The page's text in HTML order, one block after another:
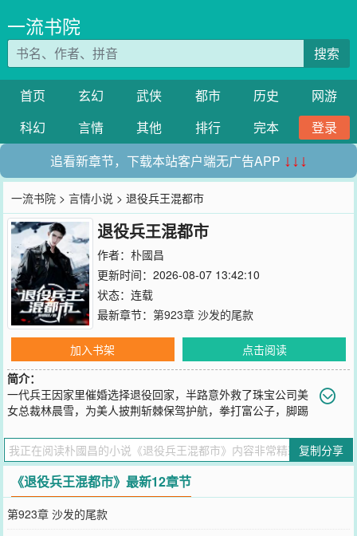
一流书院
搜索
首页 玄幻 武侠 都市 历史
网游
科幻
言情 其他 排行 完本
登录
追看新章节，下载本站客户端无广告APP ↓↓↓
一流书院 >言情小说 > 退役兵王混都市
退役兵王混都市
作者： 朴國昌
更新时间：2026-08-07 13:42:10
状态：连载
最新章节： 第923章 沙发的尾款
加入书架
点击阅读
简介：
一代兵王因家里催婚选择退役回家，半路意外救了珠宝公司美
女总裁林晨雪，为美人披荆斩棘保驾护航，拳打富公子，脚踢
佬。
您要是觉得《退役兵王混都市》还不错的话请不要忘记向您QQ群和微
博微信里的朋友推荐哦！
复制分享
《退役兵王混都市》最新12章节
第923章 沙发的尾款